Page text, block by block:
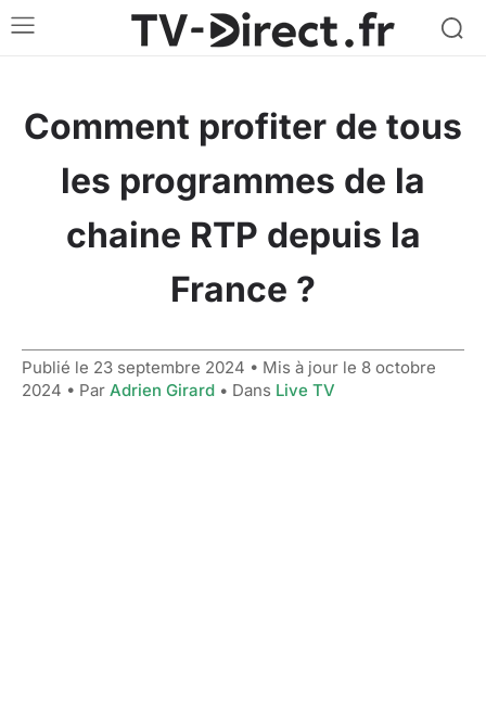
Comment profiter de tous
les programmes de la
chaine RTP depuis la
France ?
Publié le 23 septembre 2024 • Mis à jour le 8 octobre
2024 • Par Adrien Girard • Dans Live TV